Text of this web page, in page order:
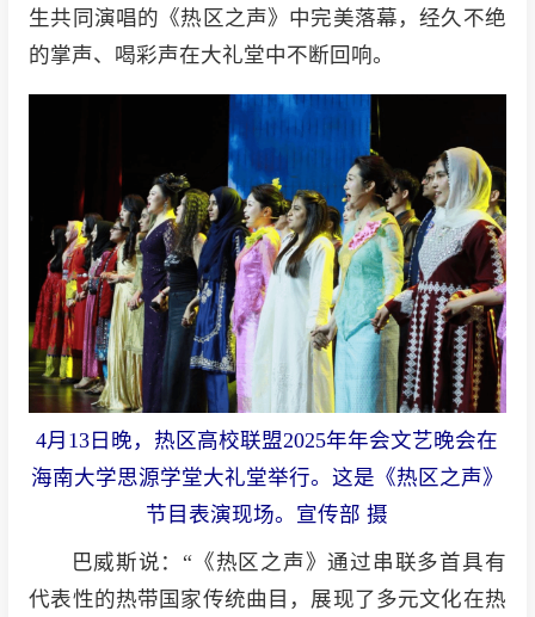
生共同演唱的《热区之声》中完美落幕，经久不绝
的掌声、喝彩声在大礼堂中不断回响。
4月13日晚，热区高校联盟2025年年会文艺晚会在
海南大学思源学堂大礼堂举行。这是《热区之声》
节目表演现场。宣传部 摄
巴威斯说：“《热区之声》通过串联多首具有
代表性的热带国家传统曲目，展现了多元文化在热